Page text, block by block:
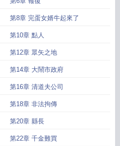
第8章 完蛋女婿牛起來了
第10章 點人
第12章 眾矢之地
第14章 大鬧市政府
第16章 清道夫公司
第18章 非法拘傳
第20章 縣長
第22章 千金難買